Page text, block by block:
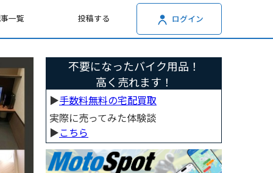
一覧 投稿する ログイン
不要になったバイク用品！
高く売れます！
▶︎手数料無料の宅配買取
実際に売ってみた体験談
▶︎こちら